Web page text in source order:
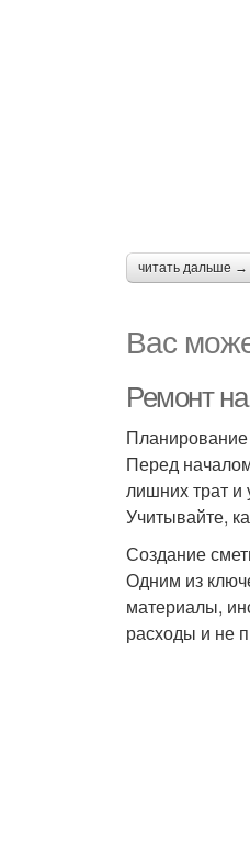
читать дальше →
Вас
Ремонт
Планирование
Перед
лишних трат и
Учитывайте,
Создание
Одним из
материалы,
расходы и не